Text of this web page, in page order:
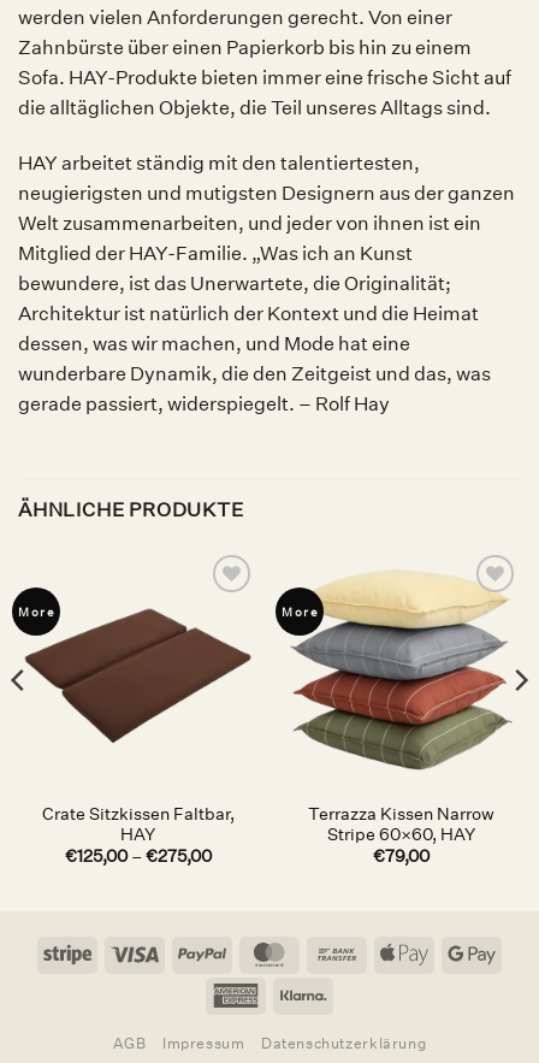
werden vielen Anforderungen gerecht. Von einer
Zahnbürste über einen Papierkorb bis hin zu einem
Sofa. HAY-Produkte bieten immer eine frische Sicht auf
die alltäglichen Objekte, die Teil unseres Alltags sind.
HAY arbeitet ständig mit den talentiertesten,
neugierigsten und mutigsten Designern aus der ganzen
Welt zusammenarbeiten, und jeder von ihnen ist ein
Mitglied der HAY-Familie. „Was ich an Kunst
bewundere, ist das Unerwartete, die Originalität;
Architektur ist natürlich der Kontext und die Heimat
dessen, was wir machen, und Mode hat eine
wunderbare Dynamik, die den Zeitgeist und das, was
gerade passiert, widerspiegelt. – Rolf Hay
ÄHNLICHE PRODUKTE
More
Wunschliste
Crate Sitzkissen Faltbar,
HAY
€125,00–€275,00
More
Auf die
Wunschliste
Terrazza Kissen Narrow
Stripe 60×60, HAY
€79,00
Stripe Visa PayPal MasterCardBank
Apple
American
AGB Impressum Datenschutzerklärung